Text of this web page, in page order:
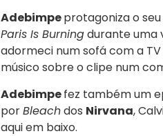
Adebimpeprotagoniza o
Paris Is Burningdurante uma
adormeci num sofá com a TV
músico sobre o clipe num
Adebimpefez também um
porBleachdos Nirvana,
aqui em baixo.